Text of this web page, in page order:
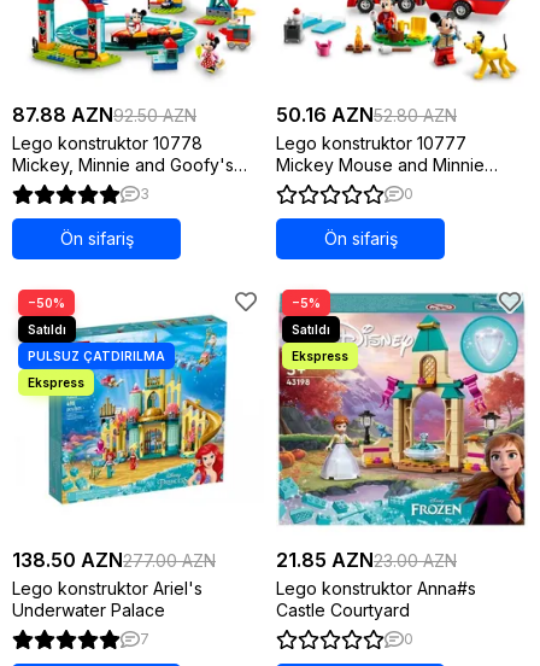
87.88 AZN92.50 AZN
Lego konstruktor 10778
Mickey, Minnie and Goofy's
Fairground Fun 3
Ön sifariş
50.16 AZN52.80 AZN
Lego konstruktor 10777
Mickey Mouse and Minnie
Mouse's Camping Trip
0
Ön sifariş
−50%
138.50 AZN277.00 AZN
Lego konstruktor Ariel's
Underwater Palace
7
−5%
21.85 AZN23.00 AZN
Lego konstruktor Anna#s
Castle Courtyard
0